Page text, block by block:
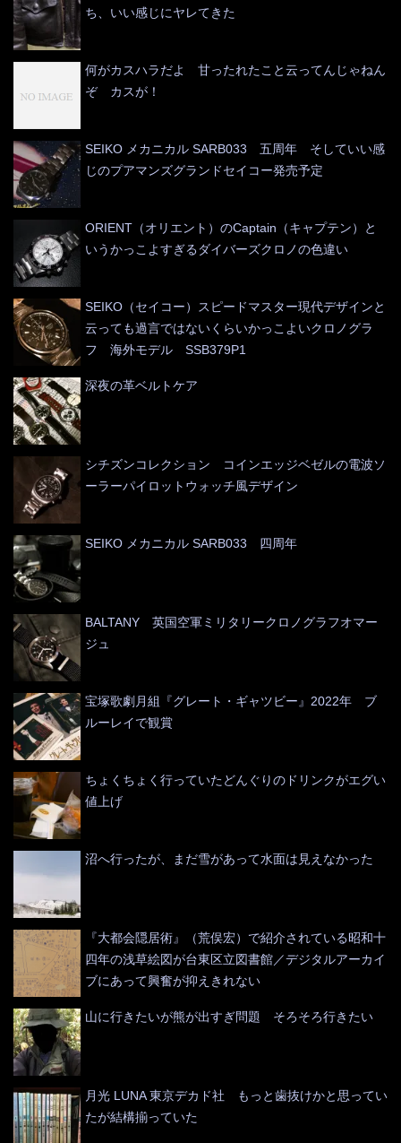
ち、いい感じにヤレてきた
何がカスハラだよ 甘ったれたこと云ってんじゃねん
ぞ カスが！
SEIKO メカニカル SARB033 五周年 そしていい感
じのプアマンズグランドセイコー発売予定
ORIENT（オリエント）のCaptain（キャプテン）と
いうかっこよすぎるダイバーズクロノの色違い
SEIKO（セイコー）スピードマスター現代デザインと
云っても過言ではないくらいかっこよいクロノグラ
フ 海外モデル SSB379P1
深夜の革ベルトケア
シチズンコレクション コインエッジベゼルの電波ソ
ーラーパイロットウォッチ風デザイン
SEIKO メカニカル SARB033 四周年
BALTANY 英国空軍ミリタリークロノグラフオマー
ジュ
宝塚歌劇月組『グレート・ギャツビー』2022年 ブ
ルーレイで観賞
ちょくちょく行っていたどんぐりのドリンクがエグい
値上げ
沼へ行ったが、まだ雪があって水面は見えなかった
『大都会隠居術』（荒俣宏）で紹介されている昭和十
四年の浅草絵図が台東区立図書館／デジタルアーカイ
ブにあって興奮が抑えきれない
山に行きたいが熊が出すぎ問題 そろそろ行きたい
月光 LUNA 東京デカド社 もっと歯抜けかと思ってい
たが結構揃っていた